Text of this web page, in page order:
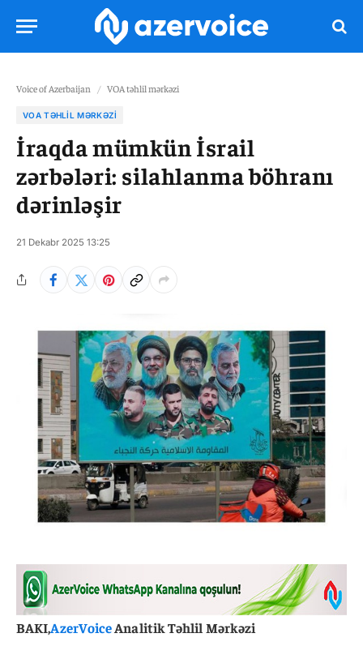
Voice of Azerbaijan / VOA təhlil mərkəzi
VOA TƏHLIL MƏRKƏZI
İraqda mümkün İsrail
zərbələri: silahlanma böhranı
dərinləşir
21 Dekabr 2025 13:25
BAKI,AzerVoiceAnalitik Təhlil Mərkəzi